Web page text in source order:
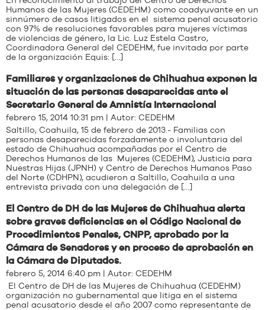
Humanos de las Mujeres (CEDEHM) como coadyuvante en un
sinnúmero de casos litigados en el sistema penal acusatorio
con 97% de resoluciones favorables para mujeres víctimas
de violencias de género, la Lic. Luz Estela Castro,
Coordinadora General del CEDEHM, fue invitada por parte
de la organización Equis: […]
Familiares y organizaciones de Chihuahua exponen la
situación de las personas desaparecidas ante el
Secretario General de Amnistía Internacional
febrero 15, 2014 10:31 pm | Autor: CEDEHM
Saltillo, Coahuila, 15 de febrero de 2013.- Familias con
personas desaparecidas forzadamente o involuntaria del
estado de Chihuahua acompañadas por el Centro de
Derechos Humanos de las Mujeres (CEDEHM), Justicia para
Nuestras Hijas (JPNH) y Centro de Derechos Humanos Paso
del Norte (CDHPN), acudieron a Saltillo, Coahuila a una
entrevista privada con una delegación de […]
El Centro de DH de las Mujeres de Chihuahua alerta
sobre graves deficiencias en el Código Nacional de
Procedimientos Penales, CNPP, aprobado por la
Cámara de Senadores y en proceso de aprobación en
la Cámara de Diputados.
febrero 5, 2014 6:40 pm | Autor: CEDEHM
El Centro de DH de las Mujeres de Chihuahua (CEDEHM)
organización no gubernamental que litiga en el sistema
penal acusatorio desde el año 2007 como representante de